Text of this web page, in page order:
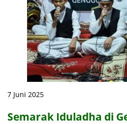
7 Juni 2025
Semarak Iduladha di